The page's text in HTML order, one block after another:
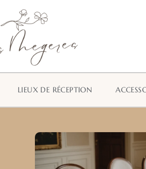
LIEUX DE RÉCEPTION